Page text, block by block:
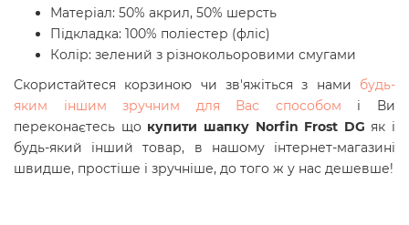
Матеріал: 50% акрил, 50% шерсть
Підкладка: 100% поліестер (фліс)
Колір: зелений з різнокольоровими смугами
Скористайтеся корзиною чи зв'яжіться з нами будь-
яким іншим зручним для Вас способом і Ви
переконаєтесь що купити шапку Norfin Frost DGяк і
будь-який інший товар, в нашому інтернет-магазині
швидше, простіше і зручніше, до того ж у нас дешевше!